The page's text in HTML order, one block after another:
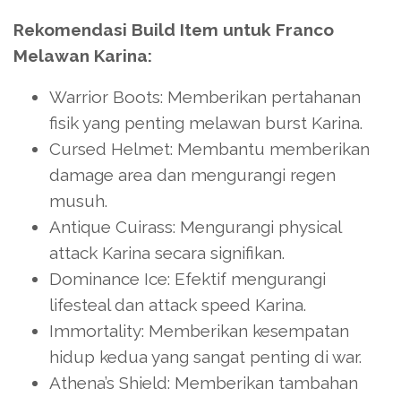
Rekomendasi Build Item untuk Franco
Melawan Karina:
Warrior Boots: Memberikan pertahanan
fisik yang penting melawan burst Karina.
Cursed Helmet: Membantu memberikan
damage area dan mengurangi regen
musuh.
Antique Cuirass: Mengurangi physical
attack Karina secara signifikan.
Dominance Ice: Efektif mengurangi
lifesteal dan attack speed Karina.
Immortality: Memberikan kesempatan
hidup kedua yang sangat penting di war.
Athena’s Shield: Memberikan tambahan